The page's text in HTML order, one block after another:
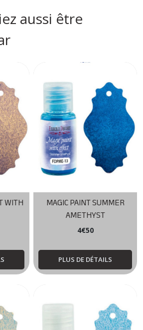
aussi être
WITH
MAGIC PAINT SUMMER
AMETHYST
4€50
PLUS DE DÉTAILS